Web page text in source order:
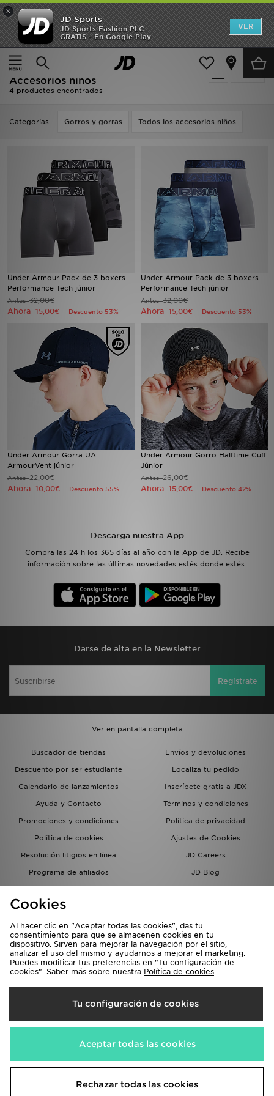
×
JD Sports
JD Sports Fashion PLC
GRATIS - En Google Play
VER
Página principal
Niños Accesorios niños
Oferta | Niños - Under Armour
Accesorios niños
4 productos encontrados
Categorías Gorros y gorras Todos los accesorios niños
Under Armour Pack de 3 boxers
Performance Tech júnior
Antes32,00€
Ahora 15,00€ Descuento 53%
Under Armour Pack de 3 boxers
Performance Tech júnior
Antes32,00€
Ahora 15,00€ Descuento 53%
Under Armour Gorra UA
ArmourVent júnior
Antes22,00€
Ahora 10,00€ Descuento 55%
Under Armour Gorro Halftime Cuff
Júnior
Antes26,00€
Ahora 15,00€ Descuento 42%
Descarga nuestra App
Compra las 24 h los 365 días al año con la App de JD. Recibe
información sobre las últimas novedades estés donde estés.
Darse de alta en la Newsletter
Regístrate
Ver en pantalla completa
Buscador de tiendas
Envíos y devoluciones
Descuento por ser estudiante
Localiza tu pedido
Calendario de lanzamientos
Inscríbete gratis a JDX
Ayuda y Contacto
Términos y condiciones
Promociones y condiciones
Política de privacidad
Política de cookies
Ajustes de Cookies
Resolución litigios en línea
JD Careers
Programa de afiliados
JD Blog
del grupo JD - Whistleblowing
Selecciona País
España
Aceptamos las siguientes formas de pago
Visita nuestra página corporativa enwww.jdplc.com
Hombre
Mujer
Niños
Ver Marcas
Deportes & Fitness
JD Fútbol
TARJETA REGALO
MI JD
Cookies
Al hacer clic en "Aceptar todas las cookies", das tu
consentimiento para que se almacenen cookies en tu
dispositivo. Sirven para mejorar la navegación por el sitio,
analizar el uso del mismo y ayudarnos a mejorar el marketing.
Puedes modificar tus preferencias en "Tu configuración de
cookies". Saber más sobre nuestra Política de cookies
Tu configuración de cookies
Aceptar todas las cookies
Rechazar todas las cookies